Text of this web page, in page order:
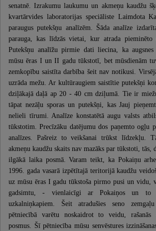
senatnē. Izrakumu laukumu un akmeņu kaudžu
kvartārvides laboratorijas speciāliste Laimdota
paraugus putekšņu analīzēm. Šāda analīze
parauga, kas līdzās vietai, kur atrada pieminēto
Putekšņu analīžu pirmie dati liecina, ka
mūsu ēras I un II gadu tūkstotī, bet mūsdienām
zemkopību saistīta darbība šeit nav notikusi.
uzrāda mežu. Ar kultūraugiem saistītie putekšņi
dziļākajā daļā ap 20 - 40 cm dziļumā. Tie ir
tāpat nezāļu sporas un putekšņi, kas Jauj
nelieli tīrumi. Analīze konstatētā augu valsts
tūkstotim. Precīzāku datējumu dos paņemto ogļu
analīzes. Pašreiz to veikšanai trūkst līdzekļu.
akmeņu kaudžu skaits nav mazāks par tūkstoti, tās,
ilgākā laika posmā. Varam teikt, ka Pokaiņu
1996. gada vasarā izpētītajā teritorijā kaudžu
uz mūsu ēras I gadu tūkstoša pirmo pusi un vidu,
gadsimtu, - vienlaicīgi ar Pokaiņos un to
uzkalniņkapiem. Šeit atradušies seno
pētniecībā varētu noskaidrot to veidu, rašanās
posmus. Šī pētniecība mūsu senvēstures